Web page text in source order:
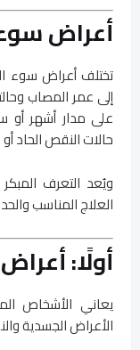
أعراض
تختلف أعراض سوء
إلى عمر المصاب
على مدار أشهر أو
حالات النقص الحاد
ويُعد التعرف
العلاج المناسب
أولًا:
يعاني الأشخاص
الأعراض الجسدية